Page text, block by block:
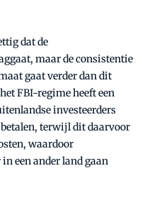
dat de
maar de consistentie
gaat verder dan dit
FBI-regime heeft een
investeerders
terwijl dit daarvoor
waardoor
een ander land gaan